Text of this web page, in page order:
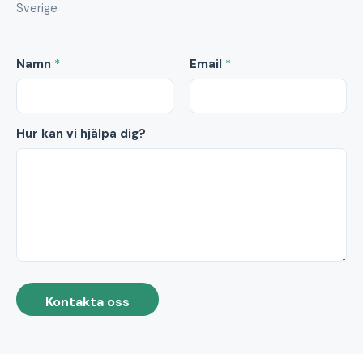
Sverige
Namn * Email *
Hur kan vi hjälpa dig?
Kontakta oss